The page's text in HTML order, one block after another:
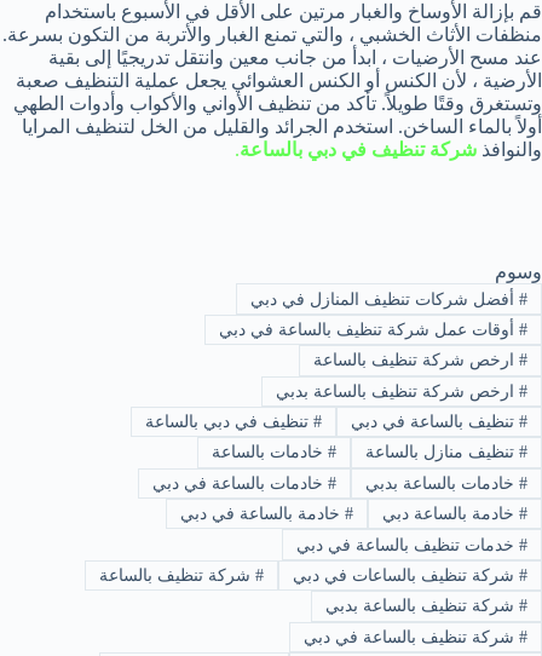
قم بإزالة الأوساخ والغبار مرتين على الأقل في الأسبوع باستخدام
منظفات الأثاث الخشبي ، والتي تمنع الغبار والأتربة من التكون بسرعة.
عند مسح الأرضيات ، ابدأ من جانب معين وانتقل تدريجيًا إلى بقية
الأرضية ، لأن الكنس أو الكنس العشوائي يجعل عملية التنظيف صعبة
وتستغرق وقتًا طويلاً. تأكد من تنظيف الأواني والأكواب وأدوات الطهي
أولاً بالماء الساخن. استخدم الجرائد والقليل من الخل لتنظيف المرايا
والنوافذ شركة تنظيف في دبي بالساعة.
وسوم
#أفضل شركات تنظيف المنازل في دبي
#أوقات عمل شركة تنظيف بالساعة في دبي
#ارخص شركة تنظيف بالساعة
#ارخص شركة تنظيف بالساعة بدبي
#تنظيف بالساعة في دبي #تنظيف في دبي بالساعة
#تنظيف منازل بالساعة #خادمات بالساعة
#خادمات بالساعة بدبي #خادمات بالساعة في دبي
#خادمة بالساعة دبي #خادمة بالساعة في دبي
#خدمات تنظيف بالساعة في دبي
#شركة تنظيف بالساعات في دبي #شركة تنظيف بالساعة
#شركة تنظيف بالساعة بدبي
#شركة تنظيف بالساعة في دبي